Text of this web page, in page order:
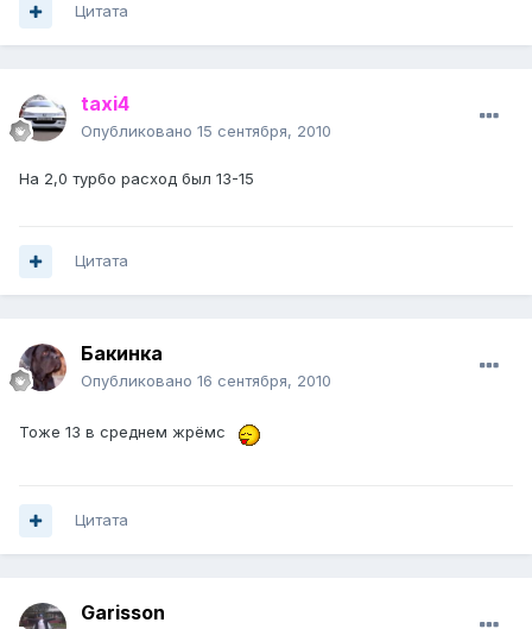
Цитата
taxi4
Опубликовано 15 сентября, 2010
На 2,0 турбо расход был 13-15
Цитата
Бакинка
Опубликовано 16 сентября, 2010
Тоже 13 в среднем жрёмс
Цитата
Garisson